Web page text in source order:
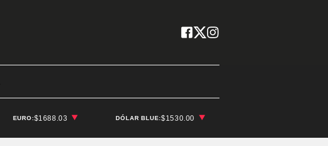
EURO:$1688.03 DÓLAR BLUE:$1530.00